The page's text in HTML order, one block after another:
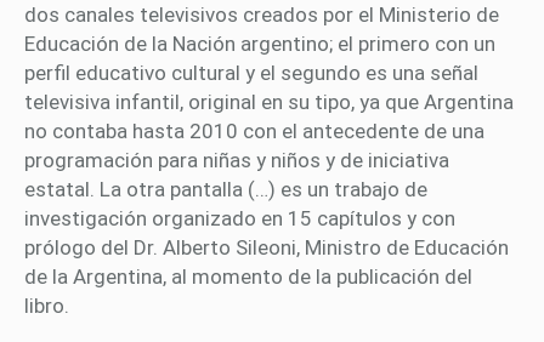
dos canales televisivos creados por el Ministerio de
Educación de la Nación argentino; el primero con un
perfil educativo cultural y el segundo es una señal
televisiva infantil, original en su tipo, ya que Argentina
no contaba hasta 2010 con el antecedente de una
programación para niñas y niños y de iniciativa
estatal. La otra pantalla (…) es un trabajo de
investigación organizado en 15 capítulos y con
prólogo del Dr. Alberto Sileoni, Ministro de Educación
de la Argentina, al momento de la publicación del
libro.